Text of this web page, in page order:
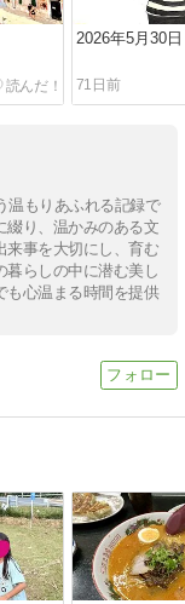
2026年5月30日
71日前
温もりあふれる記録で
綴り、温かみのある文
来事を大切にし、育む
暮らしの中に潜む美し
も心温まる時間を提供